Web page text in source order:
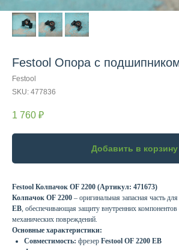
Festool Опора с
Festool
SKU: 477836
1 760 ₽
Добавить в корзину
Festool Колпачок OF 2200 (Артикул: 471673)
Колпачок OF 2200 – оригинальная запасная часть
EB, обеспечивающая защиту внутренних
механических повреждений.
Основные характеристики:
Совместимость: фрезер Festool OF 2200 EB